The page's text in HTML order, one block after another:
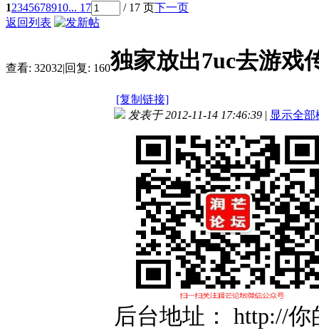
12345678910... 17 / 17 页下一页
返回列表
查看: 32032|回复: 160独家放出7uc去游戏
[复制链接]
发表于 2012-11-14 17:46:39 | 显示全部
后台地址： http://你